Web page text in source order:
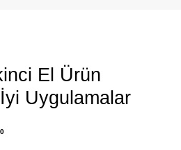
El Ürün
Uygulamalar